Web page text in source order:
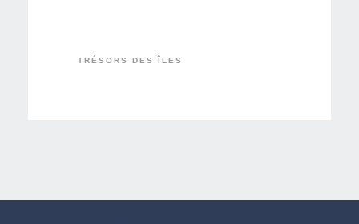
TRÉSORS DES ÎLES